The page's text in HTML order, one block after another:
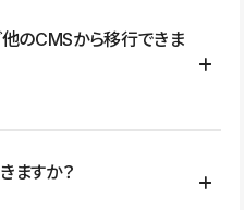
ト、LP、採用サイト、ブロ
舗・商品紹介サイト、ポートフ
のCMSから移行できま
、URLを整理したうえで、
ます。 WordPressの場合は、
ますか？